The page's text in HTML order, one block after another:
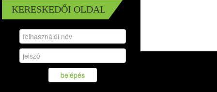
KERESKEDŐI OLDAL
belépés